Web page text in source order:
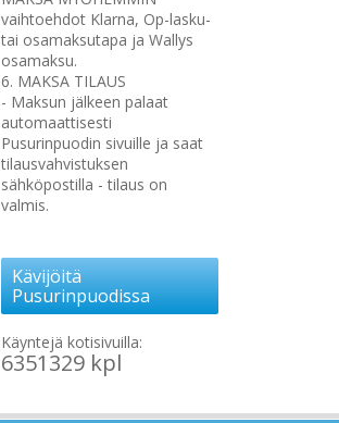
vaihtoehdot Klarna, Op-lasku-
tai osamaksutapa ja Wallys
osamaksu.
6. MAKSA TILAUS
- Maksun jälkeen palaat
automaattisesti
Pusurinpuodin sivuille ja saat
tilausvahvistuksen
sähköpostilla - tilaus on
valmis.
Kävijöitä
Pusurinpuodissa
Käyntejä kotisivuilla:
6351329 kpl